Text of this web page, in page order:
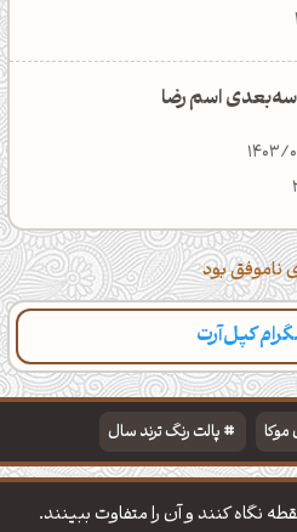
سه‌بعدی اسم رضا
ناموفق بود
کپل‌آرت
پالت رنگ ترند سال
تایپوگرافی شعر مولانا
نگاه کنند و آن را متفاوت ببینند.